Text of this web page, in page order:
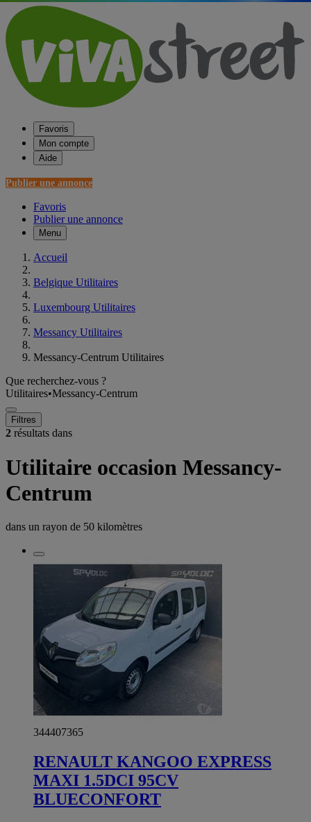
Favoris
Mon compte
Aide
Publier une annonce
Favoris
Publier une annonce
Menu
Accueil
Belgique Utilitaires
Luxembourg Utilitaires
Messancy Utilitaires
Messancy-Centrum Utilitaires
Que recherchez-vous ?
Utilitaires•Messancy-Centrum
Filtres
2 résultats dans
Utilitaire occasion Messancy-
Centrum
dans un rayon de 50 kilomètres
344407365
RENAULT KANGOO EXPRESS
MAXI 1.5DCI 95CV
BLUECONFORT